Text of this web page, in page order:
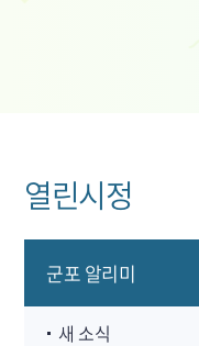
열린시정
군포 알리미
새 소식